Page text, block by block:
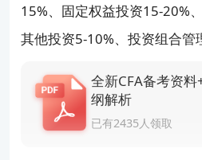
15%、固定权益投资15-20%
其他投资5-10%、投资组合管
全新CFA备考资料
纲解析
已有2435人领取